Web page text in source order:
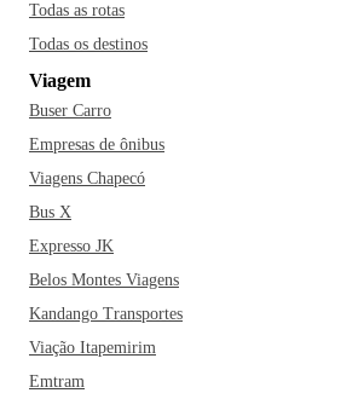
Todas as rotas
Todas os destinos
Viagem
Buser Carro
Empresas de ônibus
Viagens Chapecó
Bus X
Expresso JK
Belos Montes Viagens
Kandango Transportes
Viação Itapemirim
Emtram